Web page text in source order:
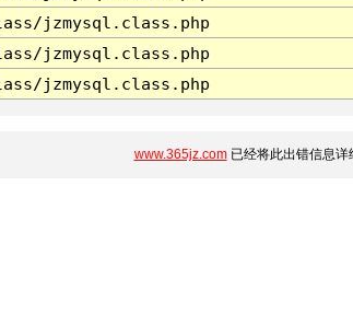
jzmysql.class.php
jzmysql.class.php
jzmysql.class.php
www.365jz.com已经将此出错信息详